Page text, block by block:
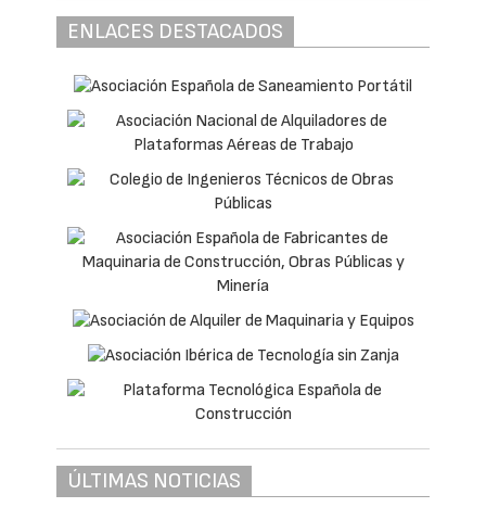
ENLACES DESTACADOS
ÚLTIMAS NOTICIAS